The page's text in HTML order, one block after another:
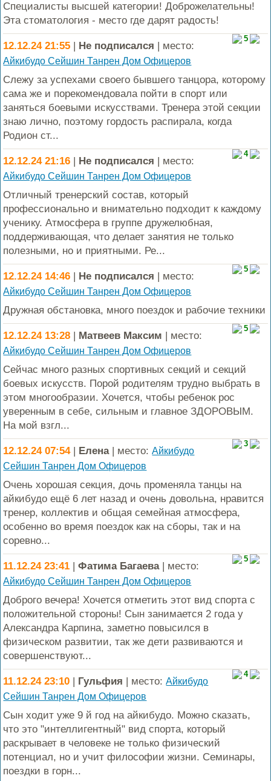
Специалисты высшей категории! Доброжелательны!
Эта стоматология - место где дарят радость!
5
12.12.24 21:55 | Не подписался | место:
Айкибудо Сейшин Танрен Дом Офицеров
Слежу за успехами своего бывшего танцора, которому
сама же и порекомендовала пойти в спорт или
заняться боевыми искусствами. Тренера этой секции
знаю лично, поэтому гордость распирала, когда
Родион ст...
4
12.12.24 21:16 | Не подписался | место:
Айкибудо Сейшин Танрен Дом Офицеров
Отличный тренерский состав, который
профессионально и внимательно подходит к каждому
ученику. Атмосфера в группе дружелюбная,
поддерживающая, что делает занятия не только
полезными, но и приятными. Ре...
5
12.12.24 14:46 | Не подписался | место:
Айкибудо Сейшин Танрен Дом Офицеров
Дружная обстановка, много поездок и рабочие техники
5
12.12.24 13:28 | Матвеев Максим | место:
Айкибудо Сейшин Танрен Дом Офицеров
Сейчас много разных спортивных секций и секций
боевых искусств. Порой родителям трудно выбрать в
этом многообразии. Хочется, чтобы ребенок рос
уверенным в себе, сильным и главное ЗДОРОВЫМ.
На мой взгл...
3
12.12.24 07:54| Елена| место:Айкибудо
Сейшин Танрен Дом Офицеров
Очень хорошая секция, дочь променяла танцы на
айкибудо ещё 6 лет назад и очень довольна, нравится
тренер, коллектив и общая семейная атмосфера,
особенно во время поездок как на сборы, так и на
соревно...
5
11.12.24 23:41 |Фатима Багаева| место:
Айкибудо Сейшин Танрен Дом Офицеров
Доброго вечера! Хочется отметить этот вид спорта с
положительной стороны! Сын занимается 2 года у
Александра Карпина, заметно повысился в
физическом развитии, так же дети развиваются и
совершенствуют...
4
11.12.24 23:10 | Гульфия | место:Айкибудо
Сейшин Танрен Дом Офицеров
Сын ходит уже 9 й год на айкибудо. Можно сказать,
что это "интеллигентный" вид спорта, который
раскрывает в человеке не только физический
потенциал, но и учит философии жизни. Семинары,
поездки в горн...